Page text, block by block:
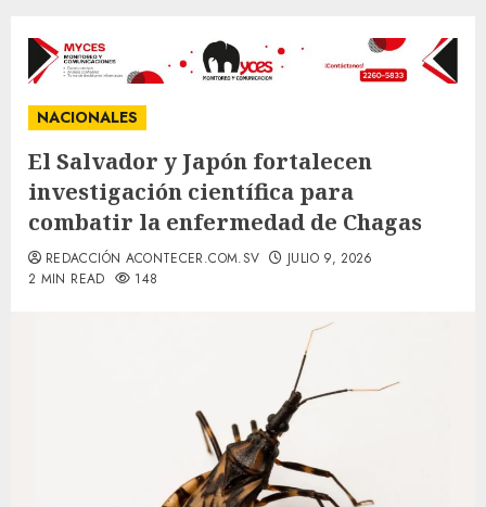
NACIONALES
El Salvador y Japón fortalecen
investigación científica para
combatir la enfermedad de Chagas
REDACCIÓN ACONTECER.COM.SV
JULIO 9, 2026
2 MIN READ
148